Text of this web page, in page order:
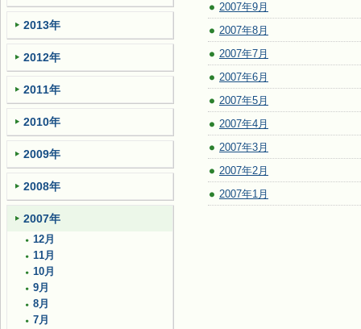
2007年9月
2007年8月
2007年7月
2007年6月
2007年5月
2007年4月
2007年3月
2007年2月
2007年1月
2013年
2012年
2011年
2010年
2009年
2008年
2007年
12月
11月
10月
9月
8月
7月